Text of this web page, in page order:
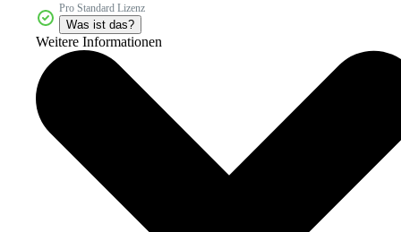
Pro Standard Lizenz
Was ist das?
Weitere Informationen